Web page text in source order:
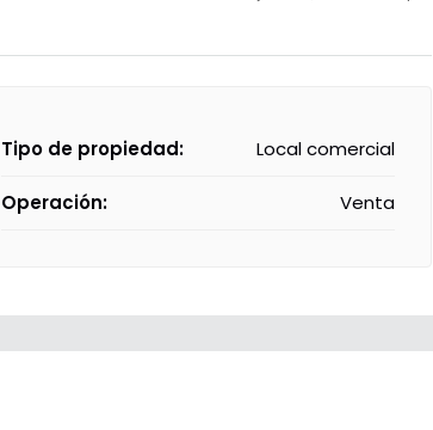
Tipo de propiedad: Local comercial
Operación: Venta